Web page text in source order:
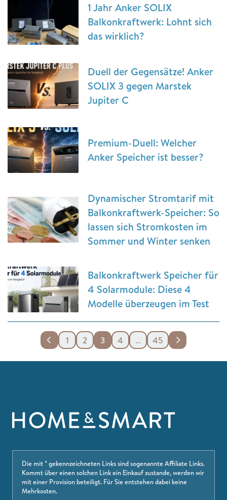
1 Jahr Anker SOLIX
Balkonkraftwerk: Lohnt sich
das wirklich?
Duell der Gegensätze! Anker
SOLIX 3 gegen Marstek
Jupiter C
Premium-Duell: Welcher
Anker Speicher ist besser?
Dynamischer Stromtarif mit
Balkonkraftwerk-Speicher: So
lassen sich Stromkosten im
Sommer und Winter senken
Balkonkraftwerk Speicher für
4 Solarmodule: Diese 4
Modelle überzeugen im Test
1 2 3 4 … 45
Die mit * gekennzeichneten Links sind sogenannte Affiliate Links.
Kommt über einen solchen Link ein Einkauf zustande, werden wir
mit einer Provision beteiligt. Für Sie entstehen dabei keine
Mehrkosten.